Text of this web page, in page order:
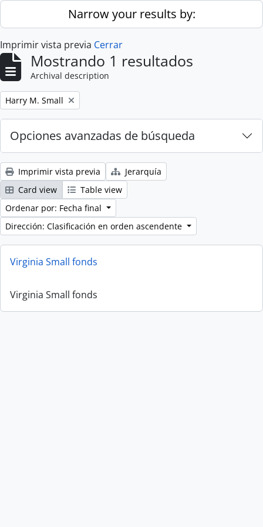
Skip to main contentNarrow your results by:
Imprimir vista previa Cerrar
Mostrando 1 resultados
Archival description
Remove filter:
Harry M. Small
Opciones avanzadas de búsqueda
Imprimir vista previa
Jerarquía
Card view
Table view
Ordenar por: Fecha final
Dirección: Clasificación en orden ascendente
Virginia Small fonds
Virginia Small fonds